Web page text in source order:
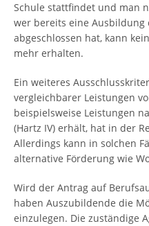
Schule stattfindet und man
wer bereits eine Ausbildung
abgeschlossen hat, kann
mehr erhalten.
Ein weiteres
vergleichbarer Leistungen
beispielsweise Leistungen
(Hartz IV) erhält, hat in der
Allerdings kann in solchen
alternative Förderung wie
Wird der Antrag auf
haben Auszubildende die
einzulegen. Die zuständige